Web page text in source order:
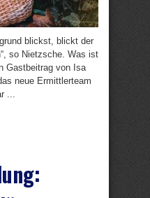
blickst, blickt der
so Nietzsche. Was ist
Gastbeitrag von Isa
neue Ermittlerteam
...